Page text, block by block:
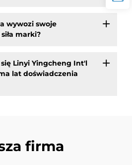
wywozi swoje
marki?
Linyi Yingcheng Int'l
lat doświadczenia
firma